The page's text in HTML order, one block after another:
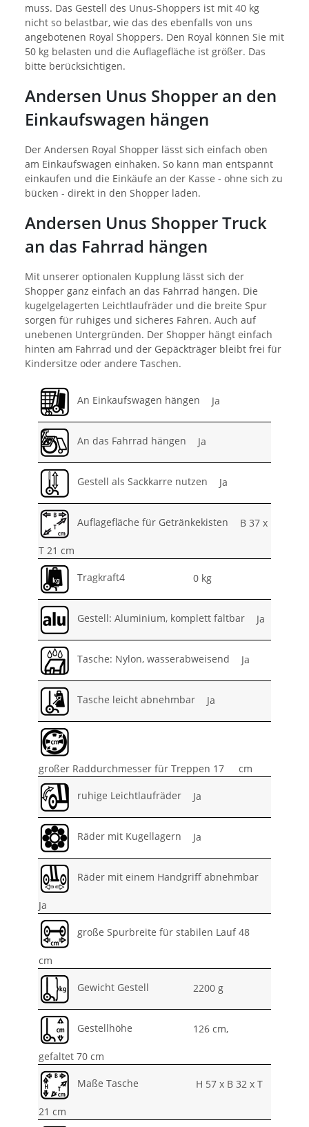
muss. Das Gestell des Unus-Shoppers ist mit 40 kg
nicht so belastbar, wie das des ebenfalls von uns
angebotenen Royal Shoppers. Den Royal können Sie mit
50 kg belasten und die Auflagefläche ist größer. Das
bitte berücksichtigen.
Andersen Unus Shopper an den
Einkaufswagen hängen
Der Andersen Royal Shopper lässt sich einfach oben
am Einkaufswagen einhaken. So kann man entspannt
einkaufen und die Einkäufe an der Kasse - ohne sich zu
bücken - direkt in den Shopper laden.
Andersen Unus Shopper Truck
an das Fahrrad hängen
Mit unserer optionalen Kupplung lässt sich der
Shopper ganz einfach an das Fahrrad hängen. Die
kugelgelagerten Leichtlaufräder und die breite Spur
sorgen für ruhiges und sicheres Fahren. Auch auf
unebenen Untergründen. Der Shopper hängt einfach
hinten am Fahrrad und der Gepäckträger bleibt frei für
Kindersitze oder andere Taschen.
An Einkaufswagen hängen Ja
An das Fahrrad hängen Ja
Gestell als Sackkarre nutzen Ja
Auflagefläche für Getränkekisten B 37 x
T 21 cm
Tragkraft4 0 kg
Gestell: Aluminium, komplett faltbar Ja
Tasche: Nylon, wasserabweisend Ja
Tasche leicht abnehmbar Ja
großer Raddurchmesser für Treppen 17 cm
ruhige Leichtlaufräder Ja
Räder mit Kugellagern Ja
Räder mit einem Handgriff abnehmbar
Ja
große Spurbreite für stabilen Lauf 48
cm
Gewicht Gestell 2200 g
Gestellhöhe 126 cm,
gefaltet 70 cm
Maße Tasche H 57 x B 32 x T
21 cm